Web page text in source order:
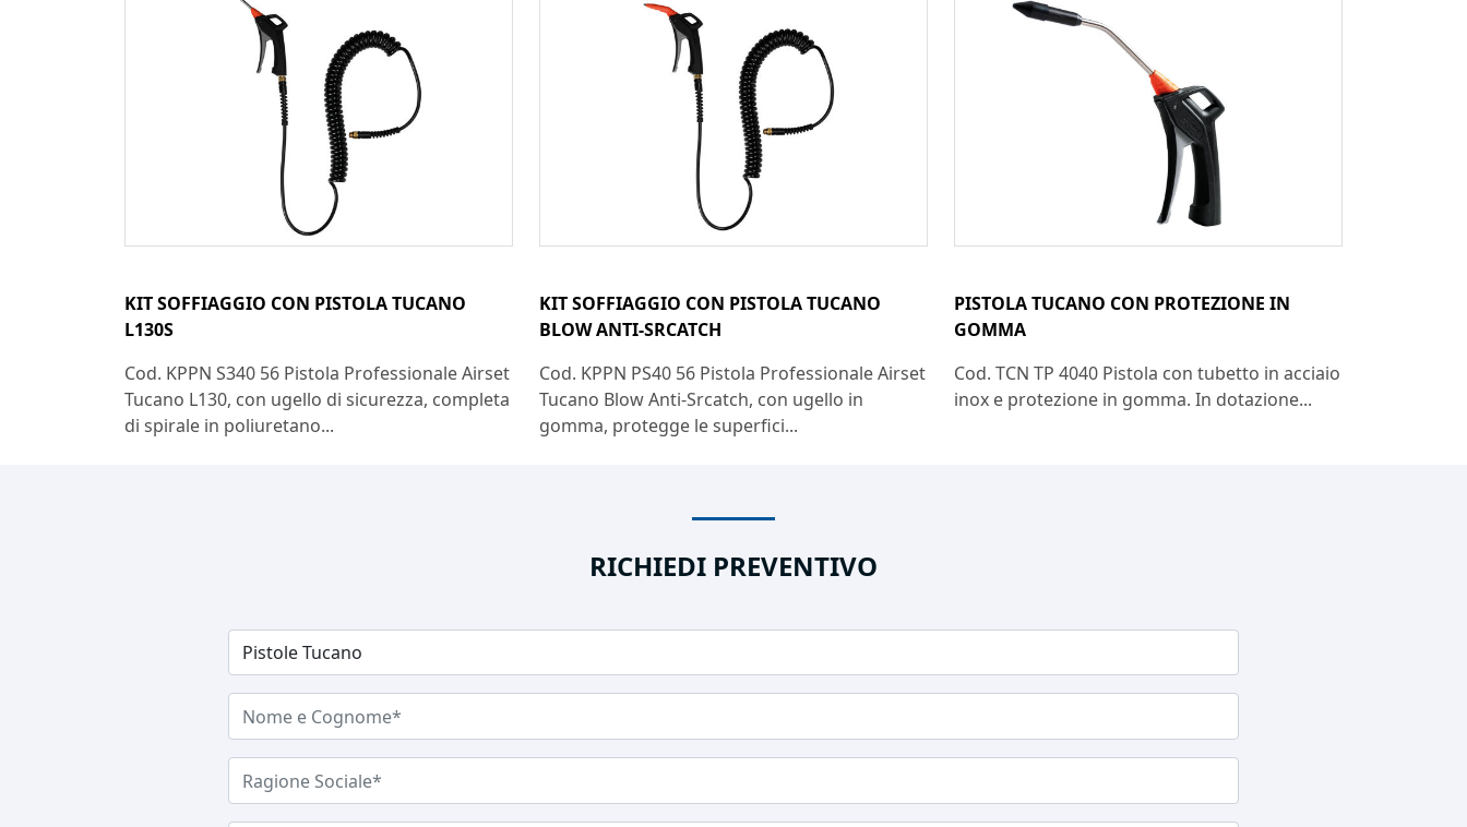
KIT SOFFIAGGIO CON PISTOLA TUCANO
L130S
Cod. KPPN S340 56 Pistola Professionale Airset
Tucano L130, con ugello di sicurezza, completa
di spirale in poliuretano...
KIT SOFFIAGGIO CON PISTOLA TUCANO
BLOW ANTI-SRCATCH
Cod. KPPN PS40 56 Pistola Professionale Airset
Tucano Blow Anti-Srcatch, con ugello in
gomma, protegge le superfici...
PISTOLA TUCANO CON PROTEZIONE IN
GOMMA
Cod. TCN TP 4040 Pistola con tubetto in acciaio
inox e protezione in gomma. In dotazione...
RICHIEDI PREVENTIVO